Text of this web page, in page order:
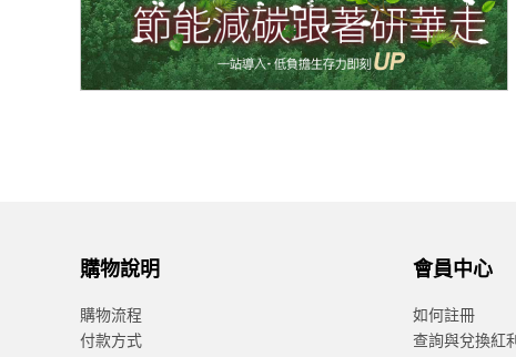
購物說明
購物流程
付款方式
會員中心
如何註冊
查詢與兌換紅